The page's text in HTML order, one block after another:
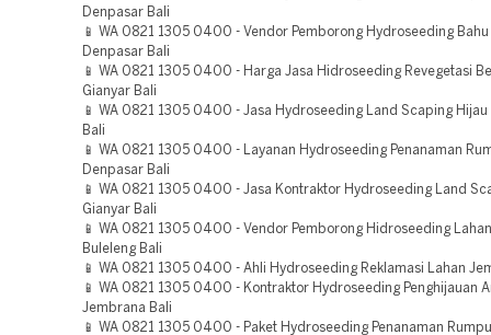
Denpasar Bali
📱 WA 0821 1305 0400 - Vendor Pemborong Hydroseeding Bahu
Denpasar Bali
📱 WA 0821 1305 0400 - Harga Jasa Hidroseeding Revegetasi
Gianyar Bali
📱 WA 0821 1305 0400 - Jasa Hydroseeding Land Scaping
Bali
📱 WA 0821 1305 0400 - Layanan Hydroseeding Penanaman
Denpasar Bali
📱 WA 0821 1305 0400 - Jasa Kontraktor Hydroseeding Land
Gianyar Bali
📱 WA 0821 1305 0400 - Vendor Pemborong Hidroseeding
Buleleng Bali
📱 WA 0821 1305 0400 - Ahli Hydroseeding Reklamasi Lahan
📱 WA 0821 1305 0400 - Kontraktor Hydroseeding Penghijauan
Jembrana Bali
📱 WA 0821 1305 0400 - Paket Hydroseeding Penanaman